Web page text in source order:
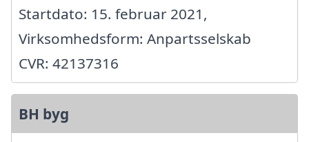
Startdato: 15. februar 2021,
Virksomhedsform: Anpartsselskab
CVR: 42137316
BH byg